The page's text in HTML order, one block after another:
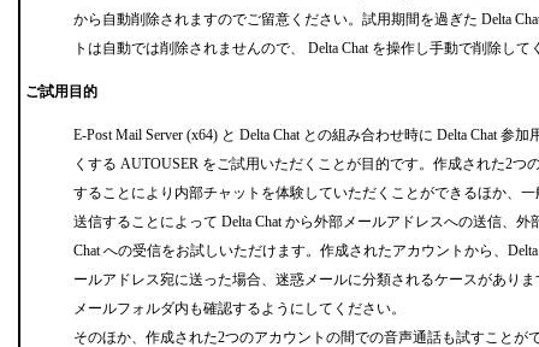
から自動削除されますのでご留意ください。試用期間を過ぎた Delta
トは自動では削除されませんので、 Delta Chat を操作し手動で削除して
ご試用目的
E-Post Mail Server (x64) と Delta Chat との組み合わせ時に Delta Chat 参
くする AUTOUSER をご試用いただくことが目的です。作成された2つ
することにより内部チャットを体験していただくことができるほか、
送信することによって Delta Chat から外部メールアドレスへの送信、外
Chat への受信をお試しいただけます。作成されたアカウントから、
ールアドレス宛に送った場合、迷惑メールに分類されるケースがあり
メールフォルダ内も確認するようにしてください。
そのほか、作成された2つのアカウントの間での音声通話も試すことが